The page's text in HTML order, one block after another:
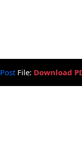
Post File: Download